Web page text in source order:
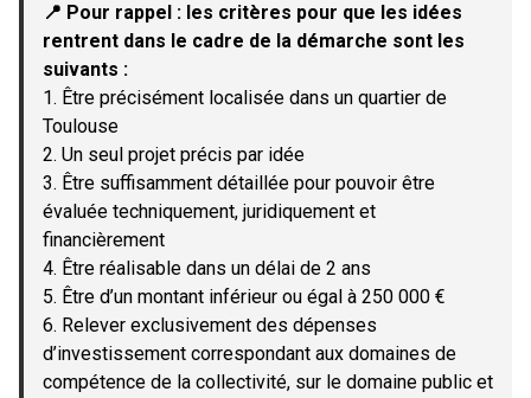
📍 Pour rappel : les critères pour que les idées
rentrent dans le cadre de la démarche sont les
suivants :
1. Être précisément localisée dans un quartier de
Toulouse
2. Un seul projet précis par idée
3. Être suffisamment détaillée pour pouvoir être
évaluée techniquement, juridiquement et
financièrement
4. Être réalisable dans un délai de 2 ans
5. Être d’un montant inférieur ou égal à 250 000 €
6. Relever exclusivement des dépenses
d’investissement correspondant aux domaines de
compétence de la collectivité, sur le domaine public et